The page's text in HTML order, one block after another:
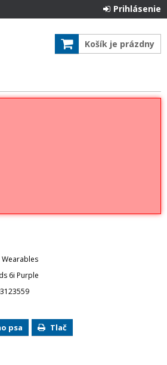
Prihlásenie
Košík je prázdny
Wearables
6i Purple
psa Tlač